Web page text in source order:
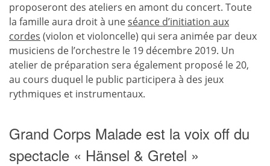
proposeront des ateliers en amont du concert. Toute
la famille aura droit à uneséance d’initiation aux
cordes (violon et violoncelle) qui sera animée par deux
musiciens de l’orchestre le 19 décembre 2019. Un
atelier de préparation sera également proposé le 20,
au cours duquel le public participera à des jeux
rythmiques et instrumentaux.
Grand Corps Malade est la voix off du
spectacle « Hänsel & Gretel »